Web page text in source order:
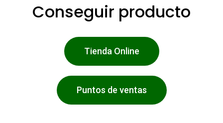
Conseguir producto
Tienda Online
Puntos de ventas